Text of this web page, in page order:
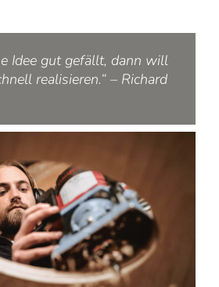
Idee gut gefällt, dann will
realisieren.“ – Richard